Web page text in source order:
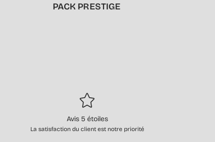
PACK PRESTIGE
Avis 5 étoiles
La satisfaction du client est notre priorité